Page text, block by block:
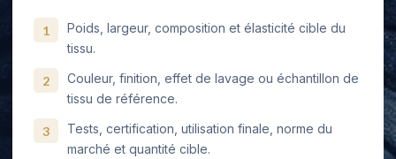
1
Poids, largeur, composition et élasticité cible du
tissu.
2
Couleur, finition, effet de lavage ou échantillon de
tissu de référence.
3
Tests, certification, utilisation finale, norme du
marché et quantité cible.